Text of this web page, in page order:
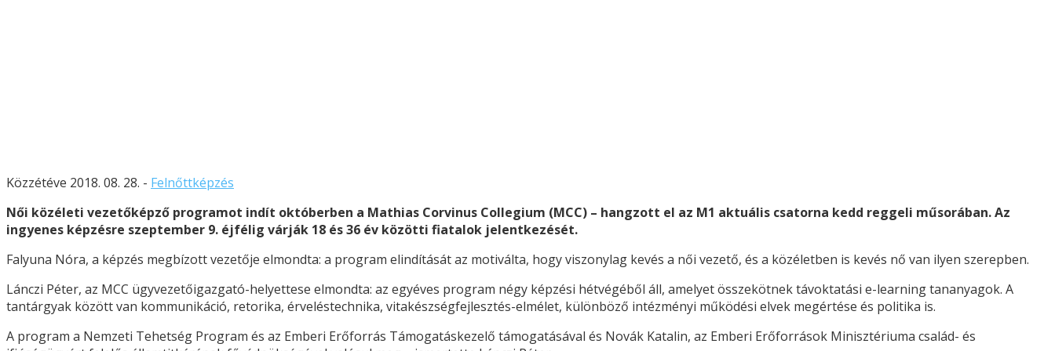
Közzétéve 2018. 08. 28. - Felnőttképzés
Női közéleti vezetőképző programot indít októberben a Mathias Corvinus Collegium (MCC) – hangzott el az M1 aktuális csatorna kedd reggeli műsorában. Az
ingyenes képzésre szeptember 9. éjfélig várják 18 és 36 év közötti fiatalok jelentkezését.
Falyuna Nóra, a képzés megbízott vezetője elmondta: a program elindítását az motiválta, hogy viszonylag kevés a női vezető, és a közéletben is kevés nő van ilyen szerepben.
Lánczi Péter, az MCC ügyvezetőigazgató-helyettese elmondta: az egyéves program négy képzési hétvégéből áll, amelyet összekötnek távoktatási e-learning tananyagok. A
tantárgyak között van kommunikáció, retorika, érveléstechnika, vitakészségfejlesztés-elmélet, különböző intézményi működési elvek megértése és politika is.
A program a Nemzeti Tehetség Program és az Emberi Erőforrás Támogatáskezelő támogatásával és Novák Katalin, az Emberi Erőforrások Minisztériuma család- és